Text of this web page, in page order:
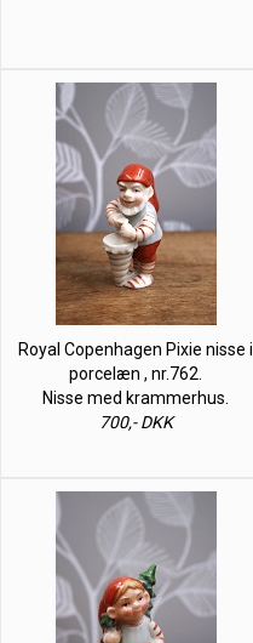
Royal Copenhagen Pixie nisse i
porcelæn , nr.762.
Nisse med krammerhus.
700,- DKK